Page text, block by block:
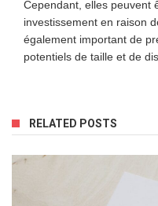
Cependant, elles peuvent
investissement en raison
également important de
potentiels de taille et de
RELATED POSTS